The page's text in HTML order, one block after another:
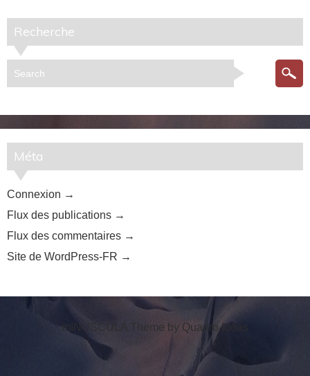
Recherche
Méta
Connexion
Flux des publications
Flux des commentaires
Site de WordPress-FR
mINUSCULA Theme by Quadro Ideas